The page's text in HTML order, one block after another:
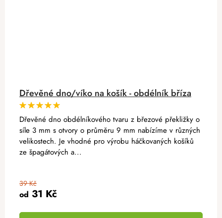
Dřevěné dno/víko na košík - obdélník bříza
od 31 Kč
39 Kč
Dřevěné dno obdélníkového tvaru z březové překližky o
síle 3 mm s otvory o průměru 9 mm nabízíme v různých
velikostech. Je vhodné pro výrobu háčkovaných košíků
ze špagátových a...